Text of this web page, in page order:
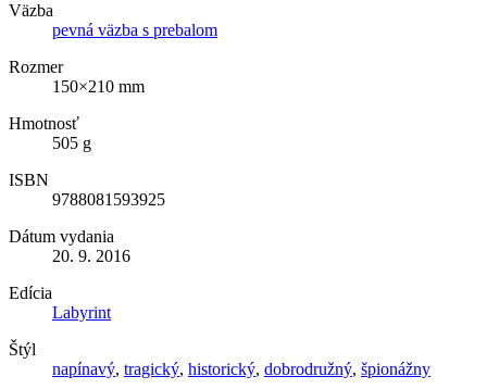
Väzba
pevná väzba s prebalom
Rozmer
150×210 mm
Hmotnosť
505 g
ISBN
9788081593925
Dátum vydania
20. 9. 2016
Edícia
Labyrint
Štýl
napínavý, tragický, historický, dobrodružný, špionážny